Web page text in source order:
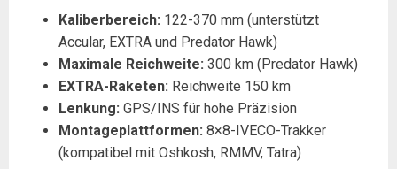
Kaliberbereich: 122-370 mm (unterstützt
Accular, EXTRA und Predator Hawk)
Maximale Reichweite: 300 km (Predator Hawk)
EXTRA-Raketen: Reichweite 150 km
Lenkung: GPS/INS für hohe Präzision
Montageplattformen: 8×8-IVECO-Trakker
(kompatibel mit Oshkosh, RMMV, Tatra)